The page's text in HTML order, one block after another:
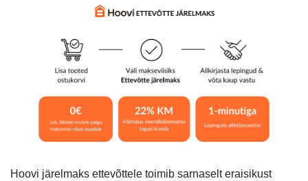
Hoovi järelmaks ettevõttele toimib sarnaselt eraisikust